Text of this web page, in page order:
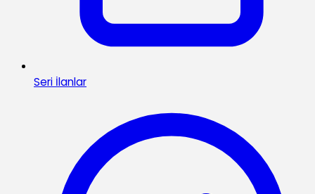
Seri İlanlar